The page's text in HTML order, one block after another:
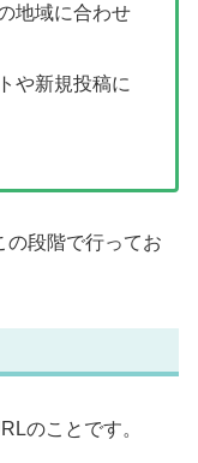
地域に合わせ
や新規投稿に
の段階で行ってお
のことです。